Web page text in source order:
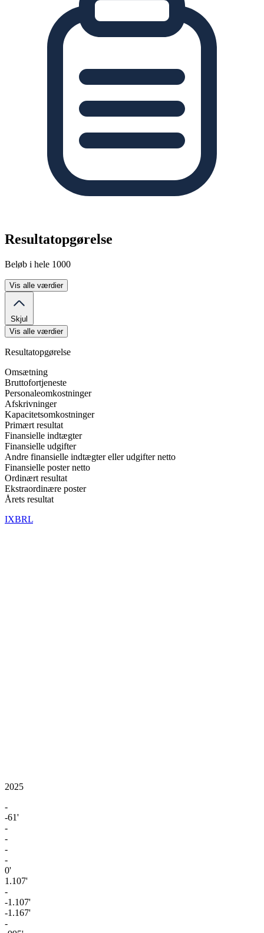
Resultatopgørelse
Beløb i hele 1000
Vis alle værdier
Skjul
Vis alle værdier
Resultatopgørelse
Omsætning
Bruttofortjeneste
Personaleomkostninger
Afskrivninger
Kapacitetsomkostninger
Primært resultat
Finansielle indtægter
Finansielle udgifter
Andre finansielle indtægter eller udgifter netto
Finansielle poster netto
Ordinært resultat
Ekstraordinære poster
Årets resultat
IXBRL
2025
-
-61'
-
-
-
-
0'
1.107'
-
-1.107'
-1.167'
-